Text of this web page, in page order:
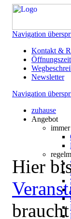
Navigation
Kontakt &
Newsletter
Navigation
zuhause
Angebot
immer
Hier